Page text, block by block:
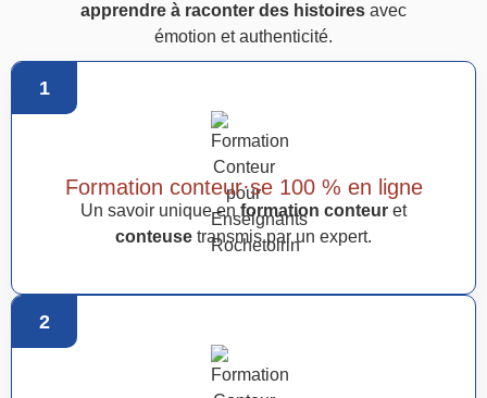
apprendre à raconter des histoiresavec
émotion et authenticité.
1
Formation conteur·se 100 % en ligne
Un savoir unique en formation conteur et
conteuse transmis par un expert.
2